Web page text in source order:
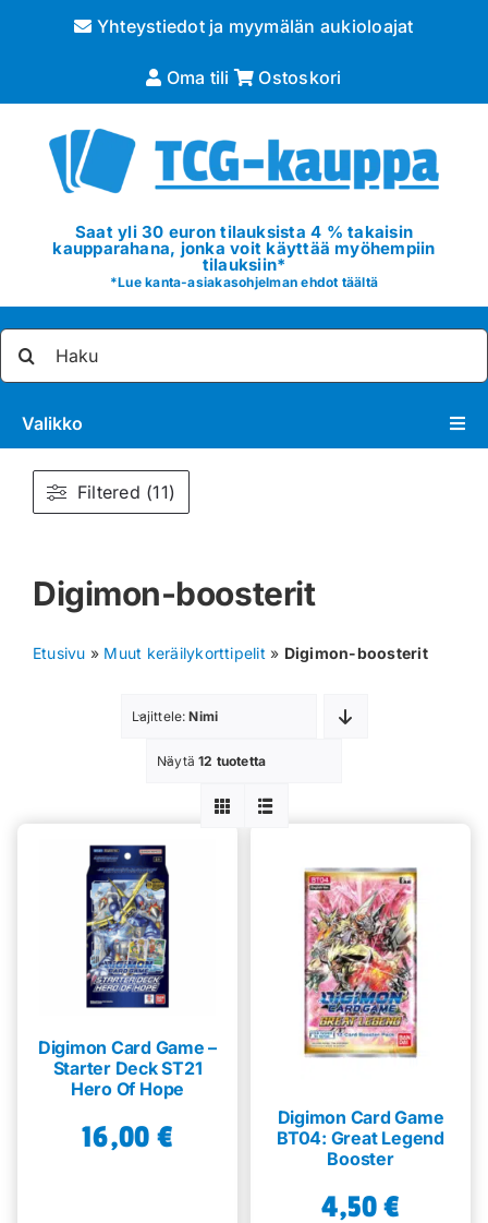
Yhteystiedot ja myymälän aukioloajat
Oma tili Ostoskori
Saat yli 30 euron tilauksista 4 % takaisin
kaupparahana, jonka voit käyttää myöhempiin
tilauksiin*
*Lue kanta-asiakasohjelman ehdot täältä
Valikko
Pokémon
Tarvikkeet
Rip & Ship
Greidauspalvelu
Digimon-boosterit
Etusivu » Muut keräilykorttipelit » Digimon-boosterit
Lajittele:Nimi
Näytä12 tuotetta
Digimon Card Game –
Starter Deck ST21
Hero Of Hope
16,00 €
Digimon Card Game
BT04: Great Legend
Booster
4,50€
Filtered (11)